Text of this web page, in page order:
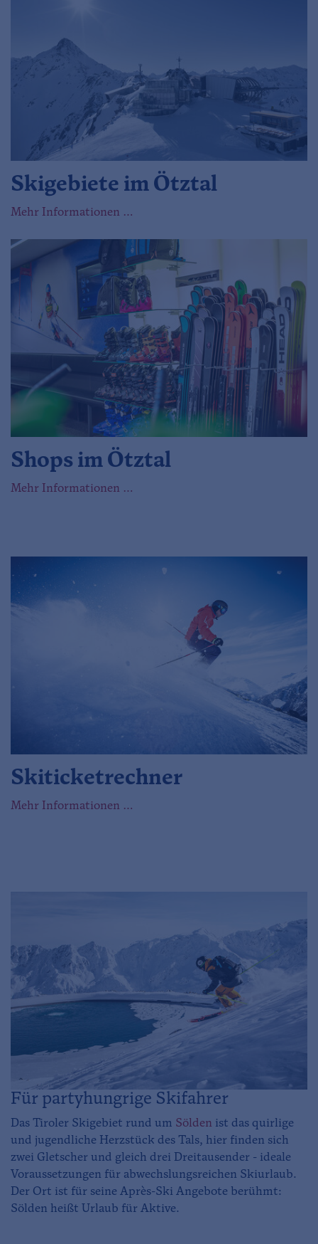
Skigebiete im Ötztal
Mehr Informationen …
Shops im Ötztal
Mehr Informationen …
Skiticketrechner
Mehr Informationen …
Für partyhungrige Skifahrer
Das Tiroler Skigebiet rund um Sölden ist das quirlige
und jugendliche Herzstück des Tals, hier finden sich
zwei Gletscher und gleich drei Dreitausender - ideale
Voraussetzungen für abwechslungsreichen Skiurlaub.
Der Ort ist für seine Après-Ski Angebote berühmt:
Sölden heißt Urlaub für Aktive.